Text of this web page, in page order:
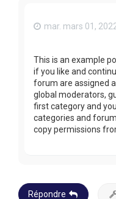
mar. mars 01,
This is an example
if you like and
forum are assigned
global moderators,
first category and
categories and
copy permissions
Répondre